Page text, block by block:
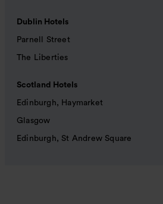
Dublin Hotels
Parnell Street
The Liberties
Scotland Hotels
Edinburgh, Haymarket
Glasgow
Edinburgh, St Andrew Square